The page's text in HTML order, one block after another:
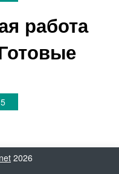
работа
5